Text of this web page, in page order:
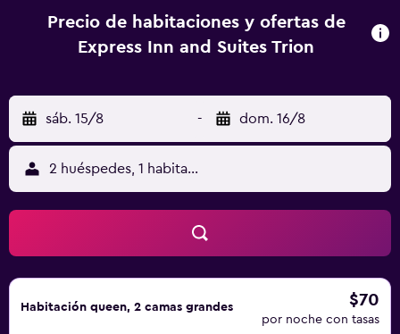
incluyen teléfono; las llamadas locales y de larga distancia
son gratuitas (pueden existir restricciones). Es posible
Precio de habitaciones y ofertas de
Express Inn and Suites Trion
sáb. 15/8 - dom. 16/8
2 huéspedes, 1 habitación
Habitación queen, 2 camas grandes $70
por noche con tasas